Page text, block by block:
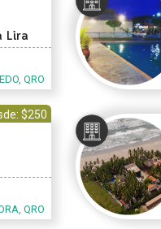
Lira
QRO
$250
QRO